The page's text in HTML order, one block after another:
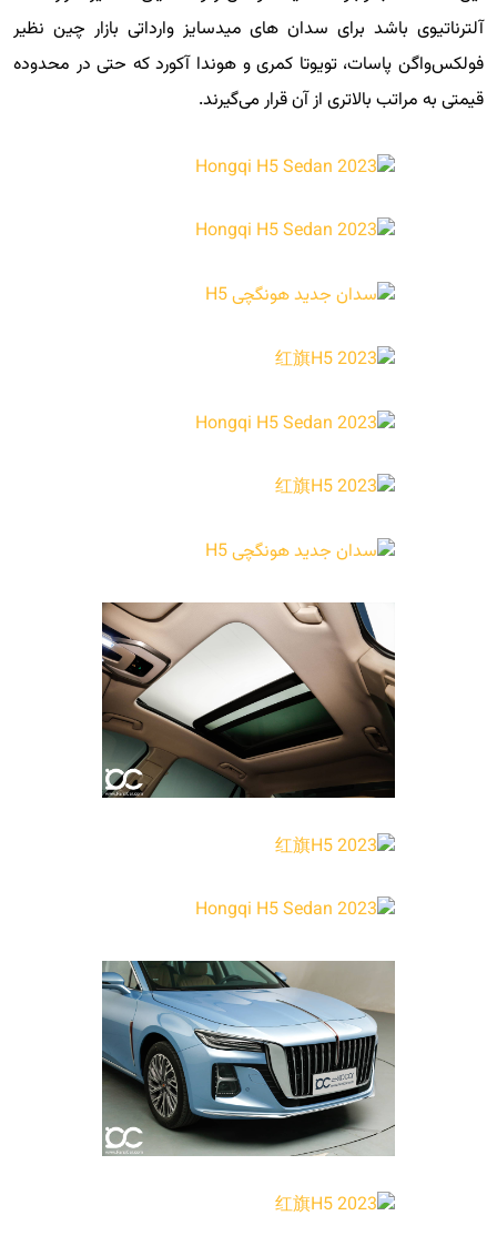
آلترناتیوی باشد برای سدان های میدسایز وارداتی بازار چین نظیر
فولکس‌واگن پاسات، تویوتا کمری و هوندا آکورد که حتی در محدوده
قیمتی به مراتب بالاتری از آن قرار می‌گیرند.